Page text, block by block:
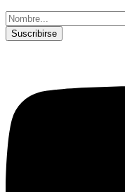
Suscribirse